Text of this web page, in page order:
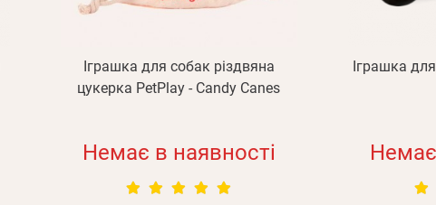
Іграшка для собак різдвяна
цукерка PetPlay - Candy Canes
Немає в наявності
Іграшка